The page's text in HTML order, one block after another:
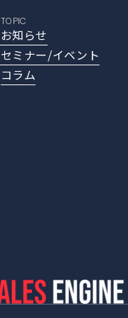
TOPIC
お知らせ
セミナー/イベント
コラム